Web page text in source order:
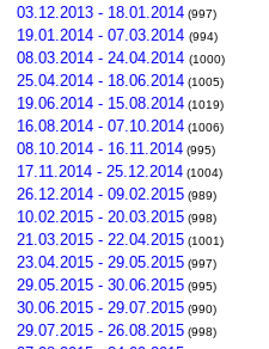
03.12.2013 - 18.01.2014 (997)
19.01.2014 - 07.03.2014 (994)
08.03.2014 - 24.04.2014 (1000)
25.04.2014 - 18.06.2014 (1005)
19.06.2014 - 15.08.2014 (1019)
16.08.2014 - 07.10.2014 (1006)
08.10.2014 - 16.11.2014 (995)
17.11.2014 - 25.12.2014 (1004)
26.12.2014 - 09.02.2015 (989)
10.02.2015 - 20.03.2015 (998)
21.03.2015 - 22.04.2015 (1001)
23.04.2015 - 29.05.2015 (997)
29.05.2015 - 30.06.2015 (995)
30.06.2015 - 29.07.2015 (990)
29.07.2015 - 26.08.2015 (998)